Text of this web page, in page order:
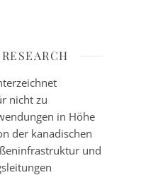
nicht zu
in Höhe
der kanadischen
und